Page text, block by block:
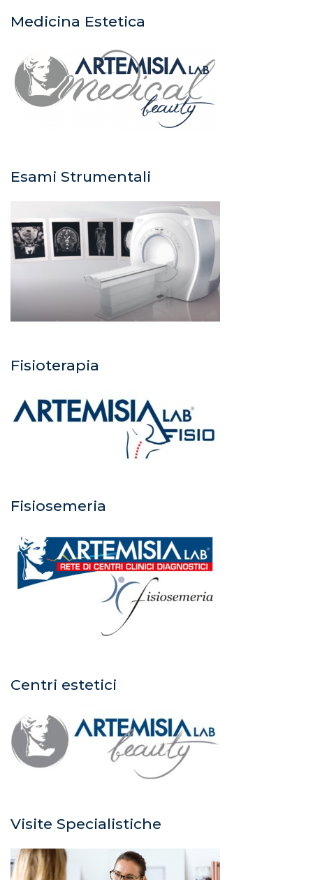
Medicina Estetica
Esami Strumentali
Fisioterapia
Fisiosemeria
Centri estetici
Visite Specialistiche